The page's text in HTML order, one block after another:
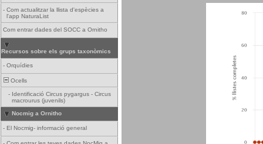
- Com actualitzar la llista d'espècies a
l'app NaturaList
Com entrar dades del SOCC a Ornitho
Recursos sobre els grups taxonòmics
- Orquídies
Ocells
- Identificació Circus pygargus - Circus
macrourus (juvenils)
Nocmig a Ornitho
- El Nocmig- informació general